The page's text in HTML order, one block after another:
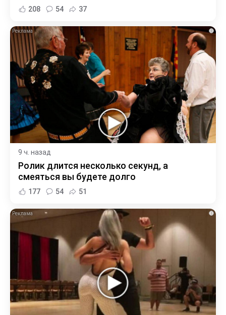
208 54 37
i
9 ч. назад
Ролик длится несколько секунд, а
смеяться вы будете долго
177 54 51
i